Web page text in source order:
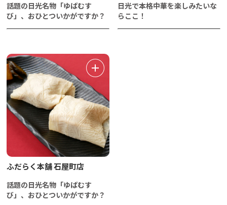
話題の日光名物「ゆばむす
び」、おひとついかがですか？
日光で本格中華を楽しみたいな
らここ！
ふだらく本舗 石屋町店
話題の日光名物「ゆばむす
び」、おひとついかがですか？